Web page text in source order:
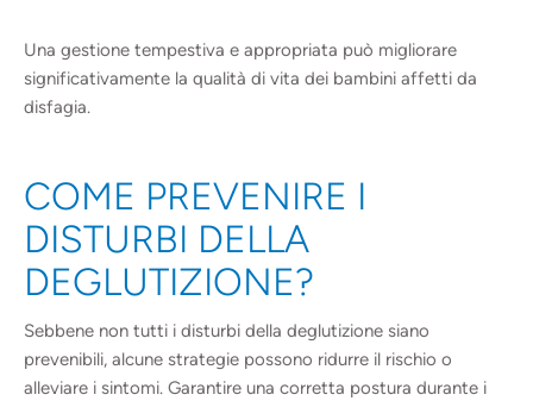
Una gestione tempestiva e appropriata può migliorare
significativamente la qualità di vita dei bambini affetti da
disfagia.
COME PREVENIRE I
DISTURBI DELLA
DEGLUTIZIONE?
Sebbene non tutti i disturbi della deglutizione siano
prevenibili, alcune strategie possono ridurre il rischio o
alleviare i sintomi. Garantire una corretta postura durante i